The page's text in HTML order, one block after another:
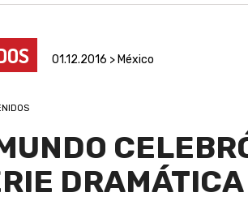
01.12.2016 > México
DRAMÁTICA